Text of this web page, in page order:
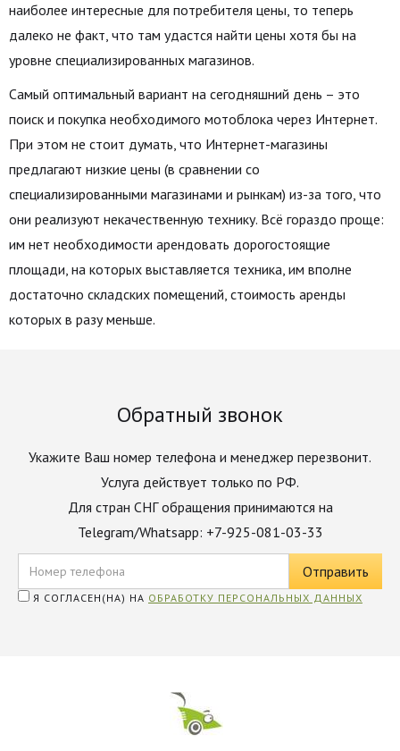
наиболее интересные для потребителя цены, то теперь
далеко не факт, что там удастся найти цены хотя бы на
уровне специализированных магазинов.
Самый оптимальный вариант на сегодняшний день – это
поиск и покупка необходимого мотоблока через Интернет.
При этом не стоит думать, что Интернет-магазины
предлагают низкие цены (в сравнении со
специализированными магазинами и рынкам) из-за того, что
они реализуют некачественную технику. Всё гораздо проще:
им нет необходимости арендовать дорогостоящие
площади, на которых выставляется техника, им вполне
достаточно складских помещений, стоимость аренды
которых в разу меньше.
Обратный звонок
Укажите Ваш номер телефона и менеджер перезвонит.
Услуга действует только по РФ.
Для стран СНГ обращения принимаются на
Telegram/Whatsapp: +7-925-081-03-33
Я СОГЛАСЕН(НА) НА ОБРАБОТКУ ПЕРСОНАЛЬНЫХ ДАННЫХ